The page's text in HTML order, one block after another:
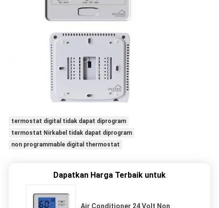
termostat digital tidak dapat diprogram
termostat Nirkabel tidak dapat diprogram
non programmable digital thermostat
Dapatkan Harga Terbaik untuk
Air Conditioner 24 Volt Non